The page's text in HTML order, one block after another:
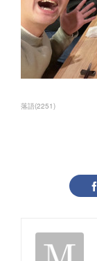
落語(2251)